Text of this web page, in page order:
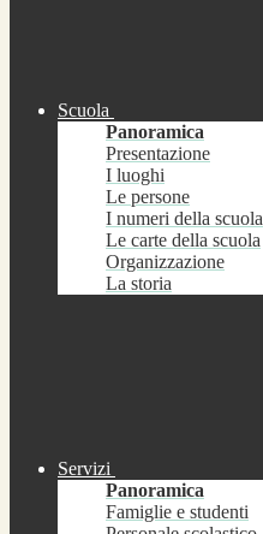
Scuola
Panoramica
Presentazione
I luoghi
Le persone
I numeri della scuola
Le carte della scuola
Organizzazione
La storia
Servizi
Panoramica
Famiglie e studenti